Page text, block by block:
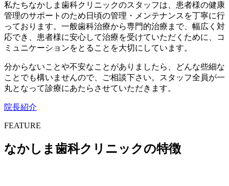
私たちなかしま歯科クリニックのスタッフは、患者様の健康
管理のサポートのため日頃の管理・メンテナンスを丁寧に行
っております。一般歯科治療から専門的治療まで、幅広く対
応でき、患者様に安心して治療を受けていただくために、コ
ミュニケーションをとることを大切にしています。
分からないことや不安なことがありましたら、どんな些細な
ことでも構いませんので、ご相談下さい。スタッフ全員が一
丸となって診療にあたらさせていただきます。
院長紹介
FEATURE
なかしま歯科クリニックの特徴